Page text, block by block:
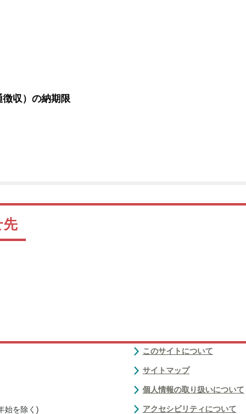
徴収）の納期限
先
始を除く)
このサイトについて
サイトマップ
個人情報の取り扱いについて
アクセシビリティについて